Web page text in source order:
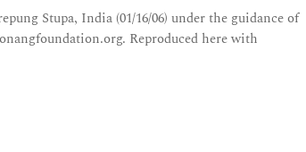
Stupa, India (01/16/06) under the guidance of
Reproduced here with